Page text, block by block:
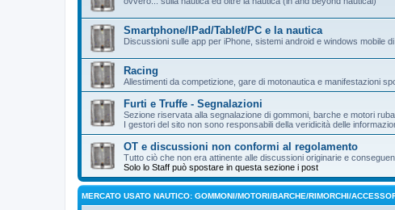
Smartphone/IPad/Tablet/PC e la nautica
Discussioni sulle app per iPhone, sistemi android e windows mobile
Racing
Allestimenti da competizione, gare di motonautica e manifestazioni
Furti e Truffe - Segnalazioni
Sezione riservata alla segnalazione di gommoni, barche e motori
I gestori del sito non sono responsabili della veridicità delle
OT e discussioni non conformi al regolamento
Tutto ciò che non era attinente alle discussioni originarie e
Solo lo Staff può spostare in questa sezione i post
MERCATO USATO NAUTICO: GOMMONI/MOTORI/BARCHE/RIMORCHI/